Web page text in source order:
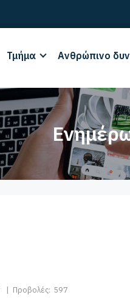
Τμήμα Ανθρώπινο
| Προβολές: 597